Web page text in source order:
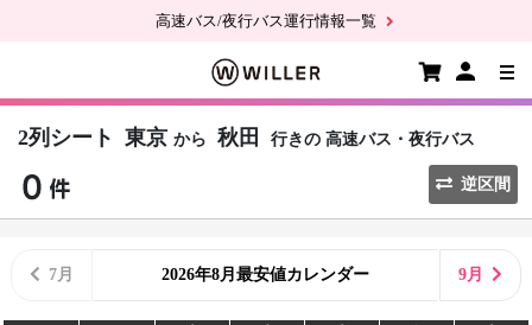
高速バス/夜行バス運行情報一覧
2列シート 東京 から 秋田 行きの 高速バス・夜行バス
逆区間
7月 2026年8月最安値カレンダー 9月